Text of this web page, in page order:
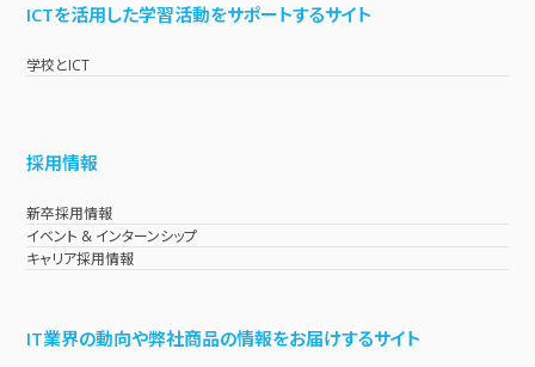
ICTを活用した学習活動をサポートするサイト
学校とICT
採用情報
新卒採用情報
イベント & インターンシップ
キャリア採用情報
IT業界の動向や弊社商品の情報をお届けするサイト